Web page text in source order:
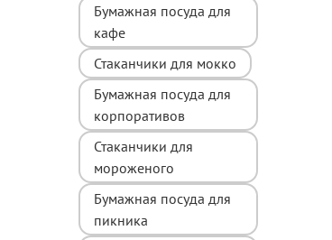
Бумажная посуда для
кафе
Стаканчики для мокко
Бумажная посуда для
корпоративов
Стаканчики для
мороженого
Бумажная посуда для
пикника